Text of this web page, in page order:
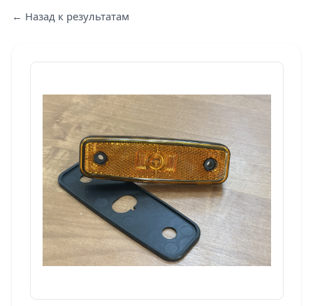
← Назад к результатам